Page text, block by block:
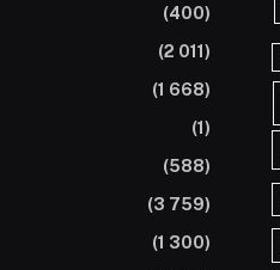
(400)
(2 011)
(1 668)
(1)
(588)
(3 759)
(1 300)